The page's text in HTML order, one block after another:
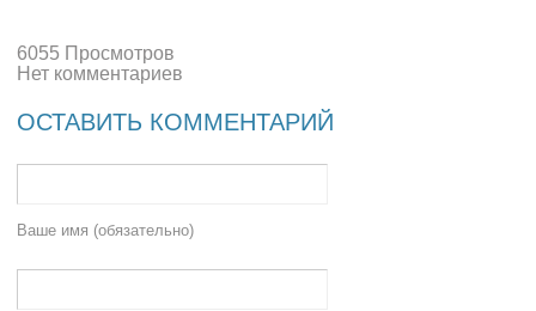
6055 Просмотров
Нет комментариев
ОСТАВИТЬ КОММЕНТАРИЙ
Ваше имя (обязательно)